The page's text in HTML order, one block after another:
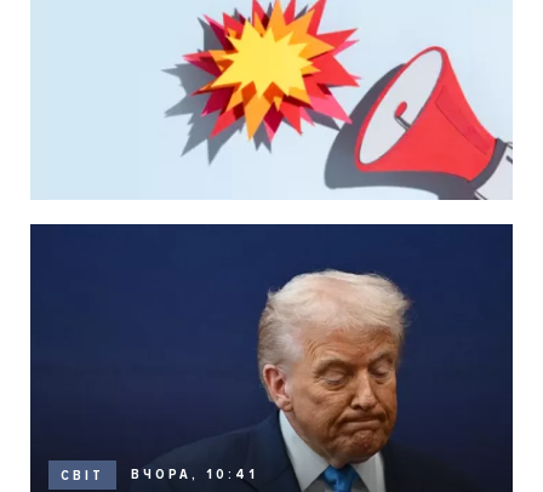
СВІТ ВЧОРА, 10:41